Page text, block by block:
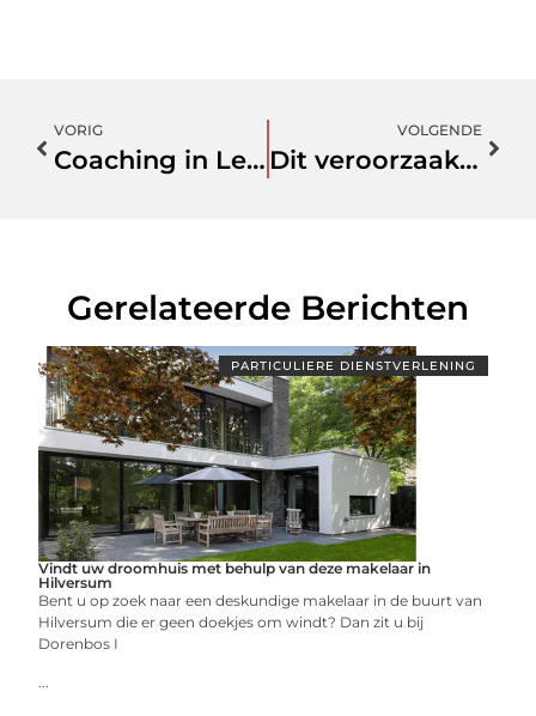
VORIG
Coaching in Leiden nodig? Dan ben je bij deze experts aan het juiste adres
VOLGENDE
Dit veroorzaakt pijn in de onderrug
Gerelateerde Berichten
PARTICULIERE DIENSTVERLENING
Vindt uw droomhuis met behulp van deze makelaar in
Hilversum
Bent u op zoek naar een deskundige makelaar in de buurt van
Hilversum die er geen doekjes om windt? Dan zit u bij
Dorenbos I
...